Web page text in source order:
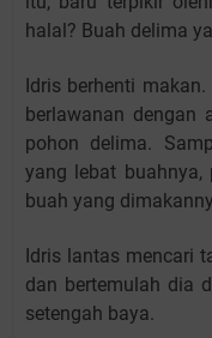
halal? Buah delima
Idris berhenti
berlawanan dengan
pohon delima.
yang lebat buahnya,
buah yang
Idris lantas mencari
dan bertemulah dia
setengah baya.